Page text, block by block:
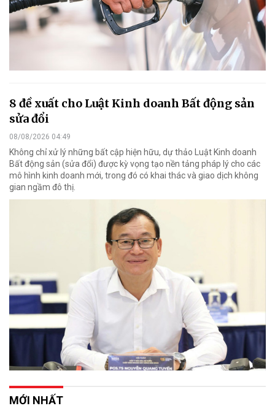
8 đề xuất cho Luật Kinh doanh Bất động sản
sửa đổi
08/08/2026 04:49
Không chỉ xử lý những bất cập hiện hữu, dự thảo Luật Kinh doanh
Bất động sản (sửa đổi) được kỳ vọng tạo nền tảng pháp lý cho các
mô hình kinh doanh mới, trong đó có khai thác và giao dịch không
gian ngầm đô thị.
MỚI NHẤT